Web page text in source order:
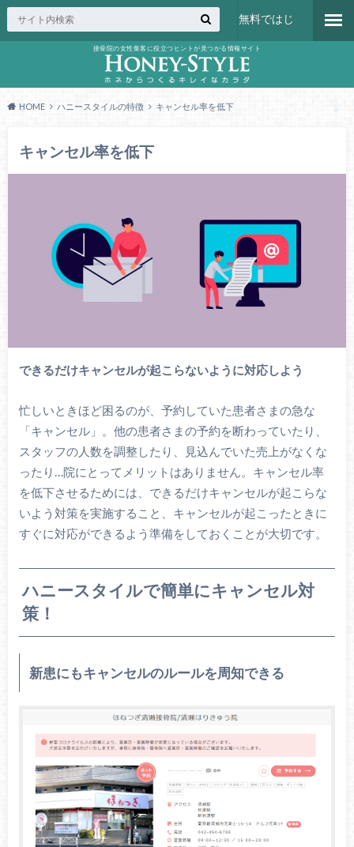
接骨院の女性集客に役立つヒントが見つかる情報サイト
無料ではじ
HOME ハニースタイルの特徴 キャンセル率を低下
キャンセル率を低下
できるだけキャンセルが起こらないように対応しよう
忙しいときほど困るのが、予約していた患者さまの急な
「キャンセル」。他の患者さまの予約を断わっていたり、
スタッフの人数を調整したり、見込んでいた売上がなくな
ったり…院にとってメリットはありません。キャンセル率
を低下させるためには、できるだけキャンセルが起こらな
いよう対策を実施すること、キャンセルが起こったときに
すぐに対応ができるよう準備をしておくことが大切です。
ハニースタイルで簡単にキャンセル対
策！
新患にもキャンセルのルールを周知できる